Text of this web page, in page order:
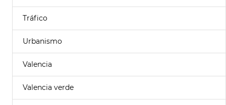
Tráfico
Urbanismo
Valencia
Valencia verde